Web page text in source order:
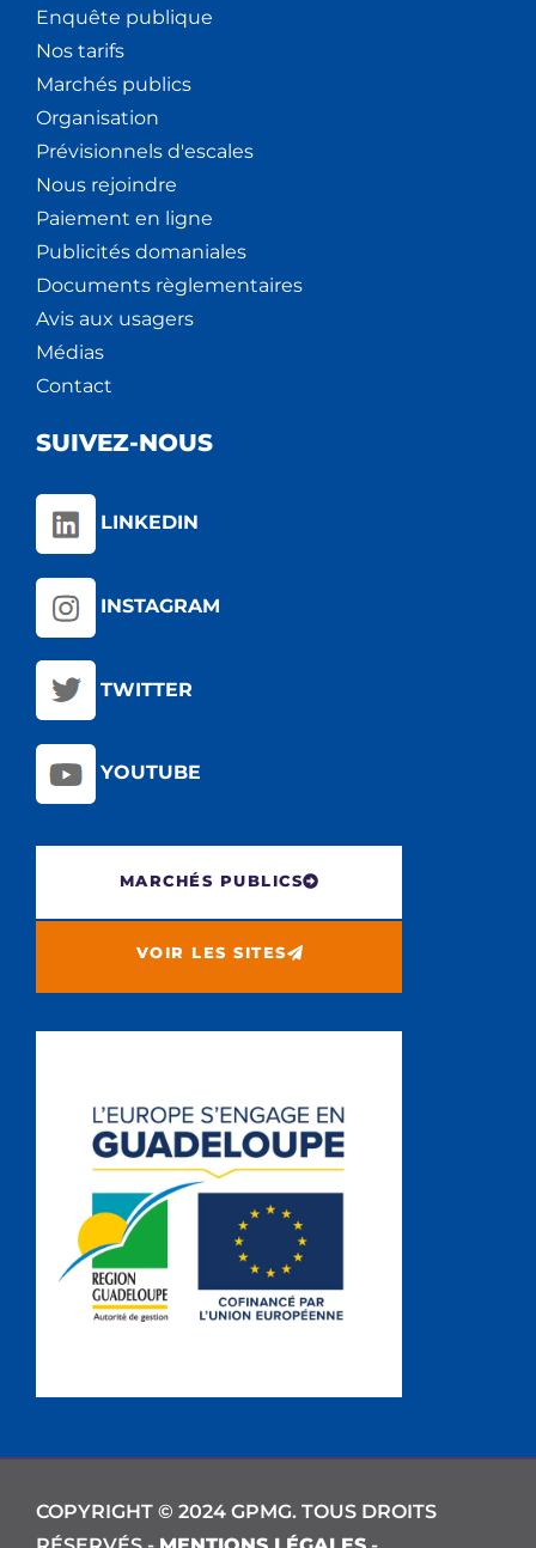
Enquête publique
Nos tarifs
Marchés publics
Organisation
Prévisionnels d'escales
Nous rejoindre
Paiement en ligne
Publicités domaniales
Documents règlementaires
Avis aux usagers
Médias
Contact
SUIVEZ-NOUS
LINKEDIN
INSTAGRAM
TWITTER
YOUTUBE
MARCHÉS PUBLICS
VOIR LES SITES
COPYRIGHT © 2024 GPMG. TOUS DROITS